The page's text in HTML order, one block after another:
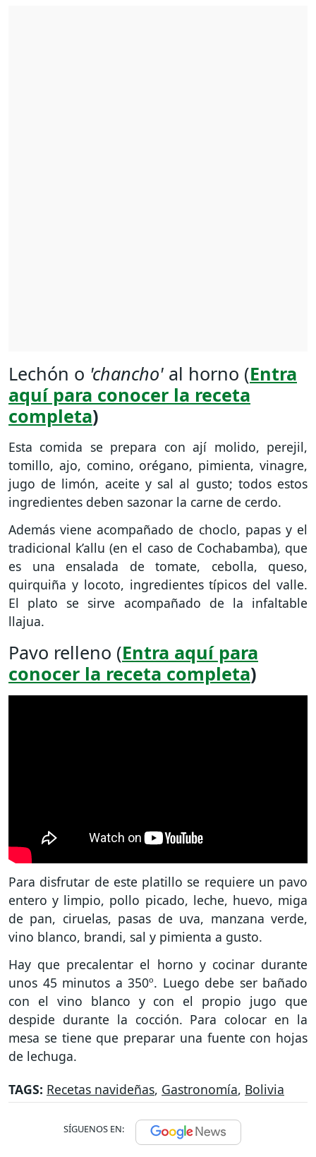
Lechón o 'chancho' al horno (Entra
aquí para conocer la receta
completa)
Esta comida se prepara con ají molido, perejil,
tomillo, ajo, comino, orégano, pimienta, vinagre,
jugo de limón, aceite y sal al gusto; todos estos
ingredientes deben sazonar la carne de cerdo.
Además viene acompañado de choclo, papas y el
tradicional k’allu (en el caso de Cochabamba), que
es una ensalada de tomate, cebolla, queso,
quirquiña y locoto, ingredientes típicos del valle.
El plato se sirve acompañado de la infaltable
llajua.
Pavo relleno (Entra aquí para
conocer la receta completa)
Para disfrutar de este platillo se requiere un pavo
entero y limpio, pollo picado, leche, huevo, miga
de pan, ciruelas, pasas de uva, manzana verde,
vino blanco, brandi, sal y pimienta a gusto.
Hay que precalentar el horno y cocinar durante
unos 45 minutos a 350º. Luego debe ser bañado
con el vino blanco y con el propio jugo que
despide durante la cocción. Para colocar en la
mesa se tiene que preparar una fuente con hojas
de lechuga.
TAGS: Recetas navideñas, Gastronomía, Bolivia
SÍGUENOS EN: